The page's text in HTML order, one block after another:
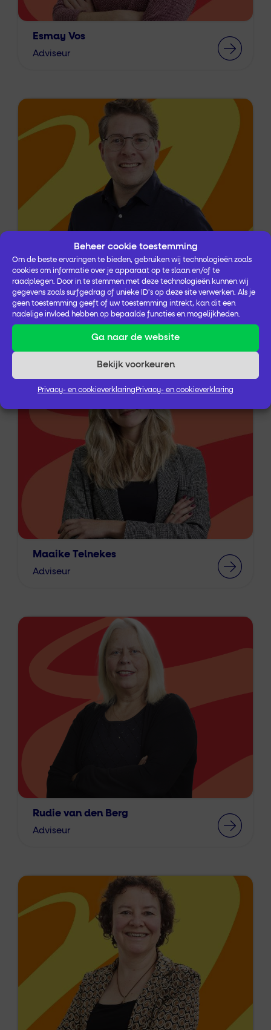
Beheer cookie toestemming
Om de beste ervaringen te bieden, gebruiken wij technologieën zoals
cookies om informatie over je apparaat op te slaan en/of te
raadplegen. Door in te stemmen met deze technologieën kunnen wij
gegevens zoals surfgedrag of unieke ID's op deze site verwerken. Als je
geen toestemming geeft of uw toestemming intrekt, kan dit een
nadelige invloed hebben op bepaalde functies en mogelijkheden.
Ga naar de website
Bekijk voorkeuren
Privacy- en cookieverklaring Privacy- en cookieverklaring
Esmay Vos
Adviseur
Gijs Brouwer
Adviseur
Maaike Telnekes
Adviseur
Rudie van den Berg
Adviseur